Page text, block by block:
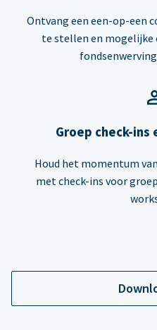
Ontvang een een-op-een
te stellen en mogelijke
Groep check-ins
Houd het momentum
met check-ins voor